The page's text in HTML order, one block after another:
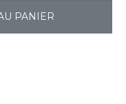
PANIER